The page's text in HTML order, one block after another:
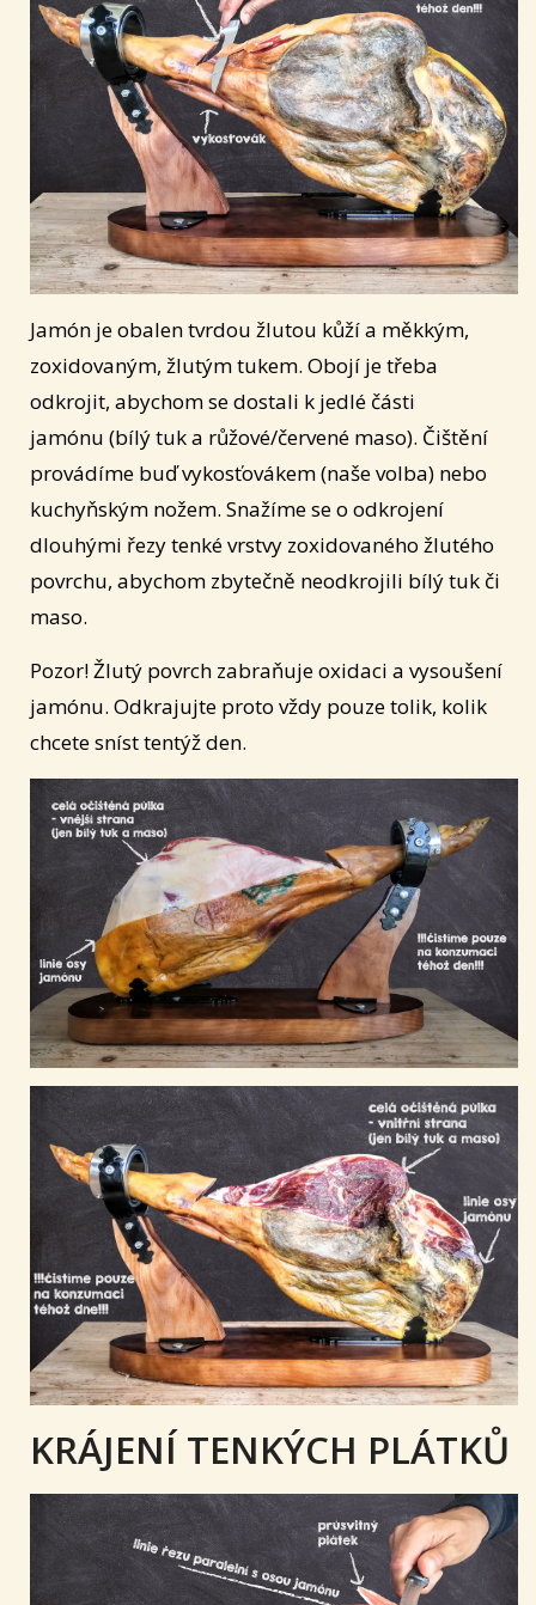
Jamón je obalen tvrdou žlutou kůží a měkkým,
zoxidovaným, žlutým tukem. Obojí je třeba
odkrojit, abychom se dostali k jedlé části
jamónu (bílý tuk a růžové/červené maso). Čištění
provádíme buď vykosťovákem (naše volba) nebo
kuchyňským nožem. Snažíme se o odkrojení
dlouhými řezy tenké vrstvy zoxidovaného žlutého
povrchu, abychom zbytečně neodkrojili bílý tuk či
maso.
Pozor! Žlutý povrch zabraňuje oxidaci a vysoušení
jamónu. Odkrajujte proto vždy pouze tolik, kolik
chcete sníst tentýž den.
KRÁJENÍ TENKÝCH PLÁTKŮ